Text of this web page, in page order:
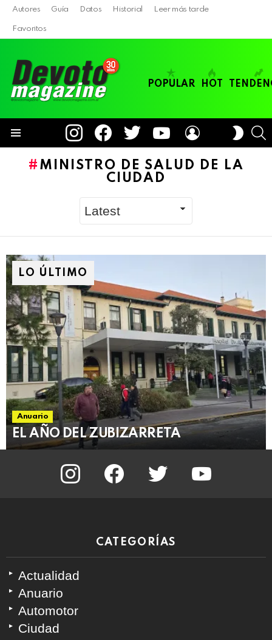
Autores Guía Datos Historial Leer más tarde
Favoritos
POPULAR HOT
instagramfacebooktwitter youtube
SKIN
MINISTRO DE SALUD DE LA
CIUDAD
LO ÚLTIMO
Anuario
EL AÑO DEL ZUBIZARRETA
instagram facebook twitter youtube
CATEGORÍAS
Actualidad
Anuario
Automotor
Ciudad